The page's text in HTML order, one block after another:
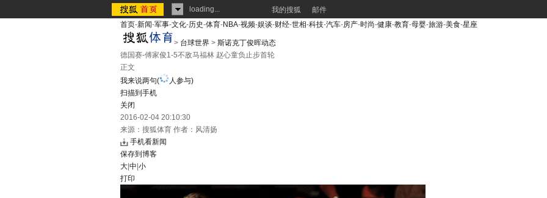
loading... 我的搜狐
邮件
首页-新闻-军事-文化-历史-体育-NBA-视频-娱谈-财经-世相-科技-汽车-房产-时尚-健康-教育-母婴-旅游-美食-星座
> 台球世界 > 斯诺克丁俊晖动态
德国赛-傅家俊1-5不敌马福林 赵心童负止步首轮
正文
我来说两句(
人参与)
扫描到手机
关闭
2016-02-04 20:10:30
来源： 搜狐体育 作者：风清扬
手机看新闻
保存到博客
大 中 小
打印